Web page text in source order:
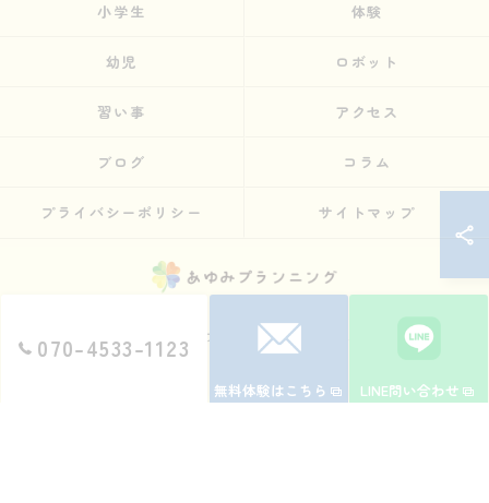
070-4533-1123
無料体験はこちら LINE問い合わせ
小学生 体験
幼児 ロボット
習い事 アクセス
ブログ コラム
プライバシーポリシー サイトマップ
© 2026 兵庫県神戸のものづくりやプログラミング教室ならSTEMON 神戸諏訪山校
ALL RIGHTS RESERVED.